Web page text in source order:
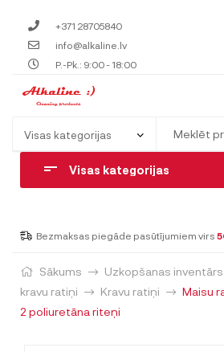
+371 28705840
info@alkaline.lv
P.-Pk.: 9:00 - 18:00
Visas kategorijas
Bezmaksas piegāde pasūtījumiem virs
Sākums Uzkopšanas inventārs
kravu ratiņi
Kravu ratiņi
Maisu
2 poliuretāna riteņi